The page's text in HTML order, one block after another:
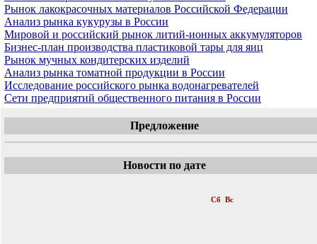
Рынок лакокрасочных материалов Российской Федерации
Анализ рынка кукурузы в России
Мировой и российский рынок литий-ионных аккумуляторов
Бизнес-план производства пластиковой тары для яиц
Рынок мучных кондитерских изделий
Анализ рынка томатной продукции в России
Исследование российского рынка водонагревателей
Сети предприятий общественного питания в России
Предложение
Новости по дате
Сб Вс